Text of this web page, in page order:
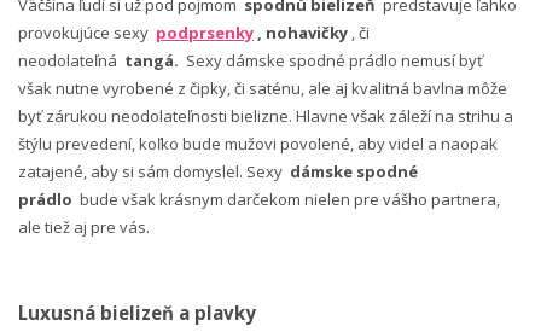
Väčšina ľudí si už pod pojmom spodnú bielizeň predstavuje ľahko
provokujúce sexy podprsenky , nohavičky , či
neodolateľná tangá. Sexy dámske spodné prádlo nemusí byť
však nutne vyrobené z čipky, či saténu, ale aj kvalitná bavlna môže
byť zárukou neodolateľnosti bielizne. Hlavne však záleží na strihu a
štýlu prevedení, koľko bude mužovi povolené, aby videl a naopak
zatajené, aby si sám domyslel. Sexy dámske spodné
prádlo bude však krásnym darčekom nielen pre vášho partnera,
ale tiež aj pre vás.
Luxusná bielizeň a plavky